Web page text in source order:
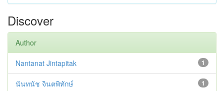
Discover
Author
1
Nantanat Jintapitak
1
นันทนัช จินตพิทักษ์